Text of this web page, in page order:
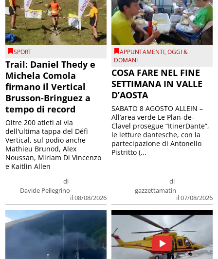
SPORT
Trail: Daniel Thedy e
Michela Comola
firmano il Vertical
Brusson-Bringuez a
tempo di record
di
Davide Pellegrino
il 08/08/2026
Oltre 200 atleti al via
dell'ultima tappa del Défì
Vertical, sul podio anche
Mathieu Brunod, Alex
Noussan, Miriam Di Vincenzo
e Kaitlin Allen
APPUNTAMENTI,OGGI &
DOMANI
COSA FARE NEL FINE
SETTIMANA IN VALLE
D’AOSTA
di
gazzettamatin
il 07/08/2026
SABATO 8 AGOSTO ALLEIN –
All’area verde Le Plan-de-
Clavel prosegue “ItinerDante”,
le letture dantesche, con la
partecipazione di Antonello
Pistritto (...